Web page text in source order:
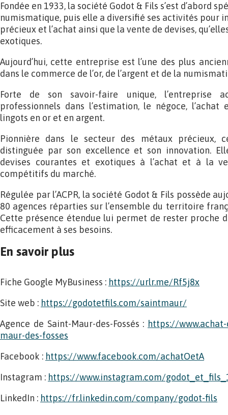
Fondée en 1933, la société Godot & Fils s’est d’abord
numismatique, puis elle a diversifié ses activités pour
précieux et l’achat ainsi que la vente de devises,
exotiques.
Aujourd’hui, cette entreprise est l’une des plus
dans le commerce de l’or, de l’argent et de la
Forte de son savoir-faire unique, l’entreprise
professionnels dans l’estimation, le négoce,
lingots en or et en argent.
Pionnière dans le secteur des métaux précieux,
distinguée par son excellence et son innovation.
devises courantes et exotiques à l’achat et à la
compétitifs du marché.
Régulée par l’ACPR, la société Godot & Fils possède
80 agences réparties sur l’ensemble du territoire
Cette présence étendue lui permet de rester proche
efficacement à ses besoins.
En savoir plus
Fiche Google MyBusiness : https://urlr.me/Rf5j8x
Site web : https://godotetfils.com/saintmaur/
Agence de Saint-Maur-des-Fossés : https://
maur-des-fosses
Facebook : https://www.facebook.com/achatOetA
Instagram : https://www.instagram.com/
LinkedIn : https://fr.linkedin.com/company/godot-fils